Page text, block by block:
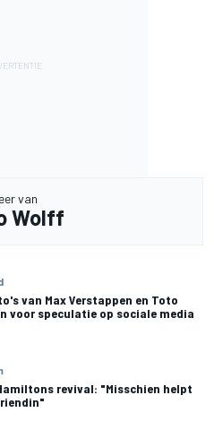
van
Wolff
van Max Verstappen en Toto
voor speculatie op sociale media
revival: "Misschien helpt